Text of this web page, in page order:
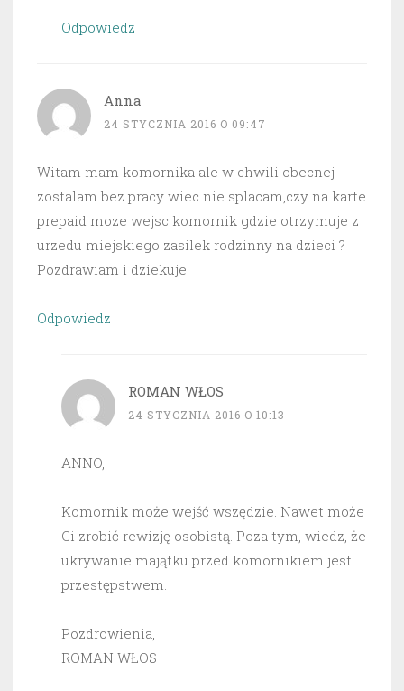
Odpowiedz
Anna
24 STYCZNIA 2016 O 09:47
Witam mam komornika ale w chwili obecnej
zostalam bez pracy wiec nie splacam,czy na karte
prepaid moze wejsc komornik gdzie otrzymuje z
urzedu miejskiego zasilek rodzinny na dzieci ?
Pozdrawiam i dziekuje
Odpowiedz
ROMAN WŁOS
24 STYCZNIA 2016 O 10:13
ANNO,
Komornik może wejść wszędzie. Nawet może
Ci zrobić rewizję osobistą. Poza tym, wiedz, że
ukrywanie majątku przed komornikiem jest
przestępstwem.
Pozdrowienia,
ROMAN WŁOS